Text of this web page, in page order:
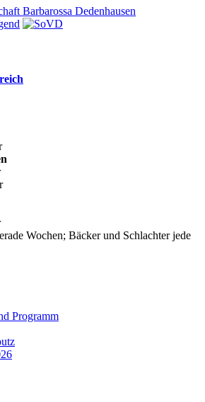
Wochen; Bäcker und Schlachter jede
Programm